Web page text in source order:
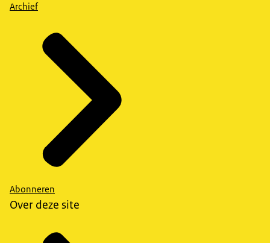
Archief
Abonneren
Over deze site